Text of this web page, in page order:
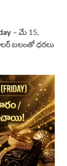
– మే 15,
బలంతో ధరలు